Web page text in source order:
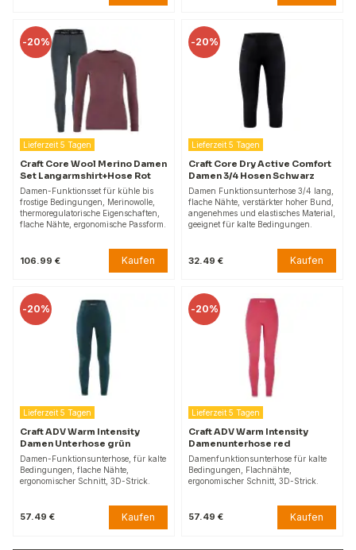
-20%
Lieferzeit 5 Tagen
Craft Core Wool Merino Damen
Set Langarmshirt+Hose Rot
Damen-Funktionsset für kühle bis
frostige Bedingungen, Merinowolle,
thermoregulatorische Eigenschaften,
flache Nähte, ergonomische Passform.
106.99 € Kaufen
-20%
Lieferzeit 5 Tagen
Craft Core Dry Active Comfort
Damen 3/4 Hosen Schwarz
Damen Funktionsunterhose 3/4 lang,
flache Nähte, verstärkter hoher Bund,
angenehmes und elastisches Material,
geeignet für kalte Bedingungen.
32.49 € Kaufen
-20%
Lieferzeit 5 Tagen
Craft ADV Warm Intensity
Damen Unterhose grün
Damen-Funktionsunterhose, für kalte
Bedingungen, flache Nähte,
ergonomischer Schnitt, 3D-Strick.
57.49 € Kaufen
-20%
Lieferzeit 5 Tagen
Craft ADV Warm Intensity
Damenunterhose red
Damenfunktionsunterhose für kalte
Bedingungen, Flachnähte,
ergonomischer Schnitt, 3D-Strick.
57.49 € Kaufen